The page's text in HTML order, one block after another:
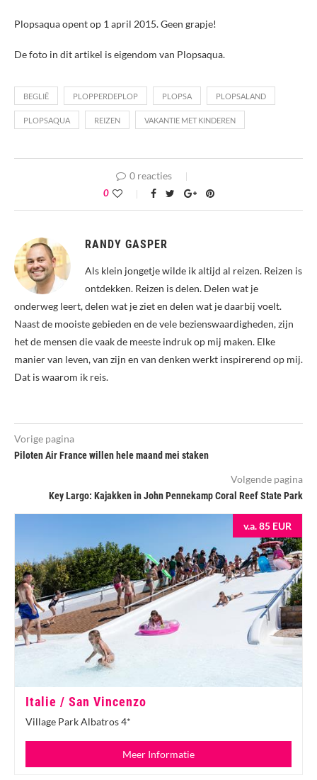
Plopsaqua opent op 1 april 2015. Geen grapje!
De foto in dit artikel is eigendom van Plopsaqua.
BEGLIË PLOPPERDEPLOP PLOPSA PLOPSALAND
PLOPSAQUA REIZEN VAKANTIE MET KINDEREN
0 reacties
0
RANDY GASPER
Als klein jongetje wilde ik altijd al reizen. Reizen is
ontdekken. Reizen is delen. Delen wat je
onderweg leert, delen wat je ziet en delen wat je daarbij voelt.
Naast de mooiste gebieden en de vele bezienswaardigheden, zijn
het de mensen die vaak de meeste indruk op mij maken. Elke
manier van leven, van zijn en van denken werkt inspirerend op mij.
Dat is waarom ik reis.
Vorige pagina
Piloten Air France willen hele maand mei staken
Volgende pagina
Key Largo: Kajakken in John Pennekamp Coral Reef State Park
v.a. 85 EUR
Italie / San Vincenzo
Village Park Albatros 4*
Meer Informatie